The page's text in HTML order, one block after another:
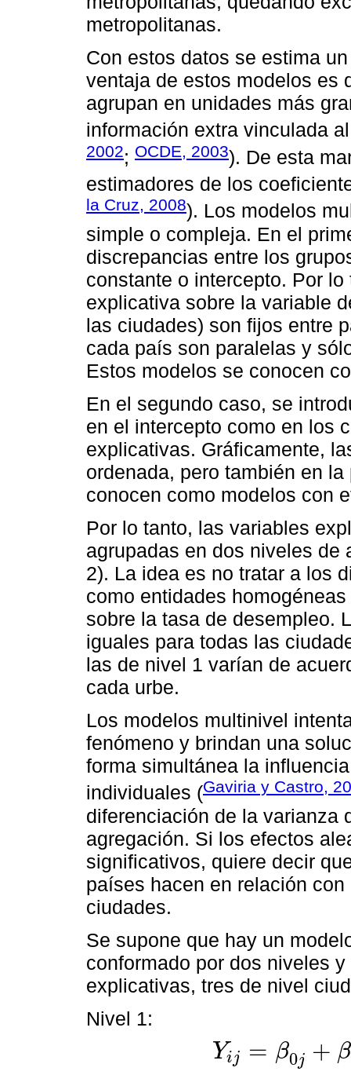
metropolitanas.
Con estos datos se estima
ventaja de estos modelos es
agrupan en unidades más
información extra vinculada
2002; OCDE, 2003). De esta
estimadores de los
la Cruz, 2008). Los modelos
simple o compleja. En el
discrepancias entre los
constante o intercepto. Por
explicativa sobre la variable
las ciudades) son fijos entre
cada país son paralelas y
Estos modelos se conocen
En el segundo caso, se
en el intercepto como en los
explicativas. Gráficamente,
ordenada, pero también en
conocen como modelos con
Por lo tanto, las variables
agrupadas en dos niveles
2). La idea es no tratar a los
como entidades
sobre la tasa de desempleo.
iguales para todas las
las de nivel 1 varían de
cada urbe.
Los modelos multinivel
fenómeno y brindan una
forma simultánea la
individuales (Gaviria y Castro,
diferenciación de la varianza
agregación. Si los efectos
significativos, quiere decir
países hacen en relación
ciudades.
Se supone que hay un
conformado por dos niveles
explicativas, tres de nivel
Nivel 1:
Yij = β0j + β
Yij =β0 +β1jX j+β2jZ +rij